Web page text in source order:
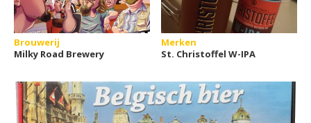
Brouwerij
Milky Road Brewery
Merken
St. Christoffel W-IPA